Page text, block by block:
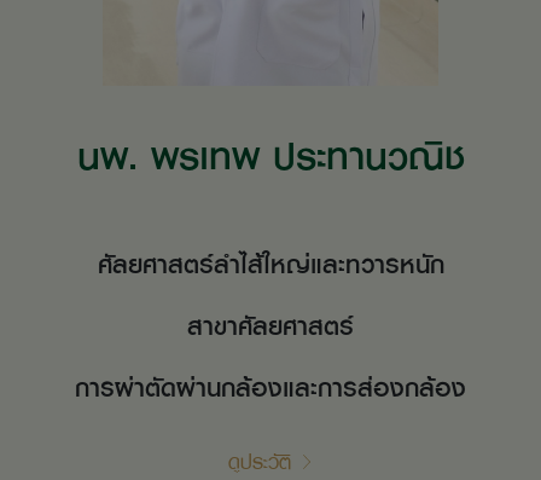
นพ. พรเทพ ประทานวณิช
ศัลยศาสตร์ลำไส้ใหญ่และทวารหนัก
สาขาศัลยศาสตร์
การผ่าตัดผ่านกล้องและการส่องกล้อง
ดูประวัติ